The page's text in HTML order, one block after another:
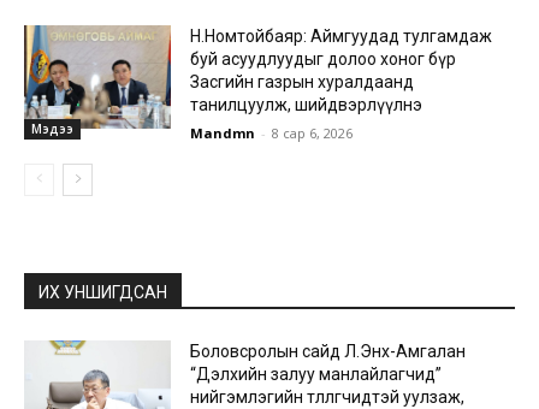
Мэдээ
Н.Номтойбаяр: Аймгуудад тулгамдаж
буй асуудлуудыг долоо хоног бүр
Засгийн газрын хуралдаанд
танилцуулж, шийдвэрлүүлнэ
Mandmn - 8 сар 6, 2026
ИХ УНШИГДСАН
Боловсролын сайд Л.Энх-Амгалан
“Дэлхийн залуу манлайлагчид”
нийгэмлэгийн төлөөлөгчидтэй уулзаж,